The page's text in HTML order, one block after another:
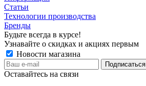
Статьи
Технологии производства
Бренды
Будьте всегда в курсе!
Узнавайте о скидках и акциях первым
Новости магазина
Оставайтесь на связи